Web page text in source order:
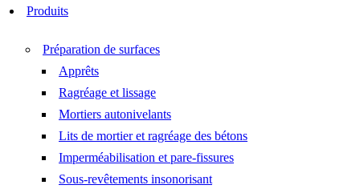
Produits
Préparation de surfaces
Apprêts
Ragréage et lissage
Mortiers autonivelants
Lits de mortier et ragréage des bétons
Imperméabilisation et pare-fissures
Sous-revêtements insonorisant